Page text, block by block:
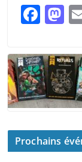
F
a
c
e
b
o
o
k
M
a
st
o
d
o
n
Prochains